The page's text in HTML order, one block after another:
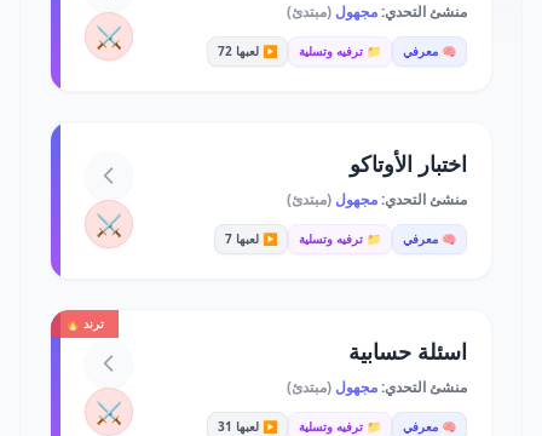
منشئ التحدي:مجهول (مبتدئ)
🧠 معرفي 📁 ترفيه وتسلية ▶️ لعبها 72 ⚔️
اختبار الأوتاكو
منشئ التحدي:مجهول (مبتدئ)
🧠 معرفي 📁 ترفيه وتسلية ▶️ لعبها 7 ⚔️
ترند 🔥
اسئلة حسابية
منشئ التحدي:مجهول (مبتدئ)
🧠 معرفي 📁 ترفيه وتسلية ▶️ لعبها 31 ⚔️